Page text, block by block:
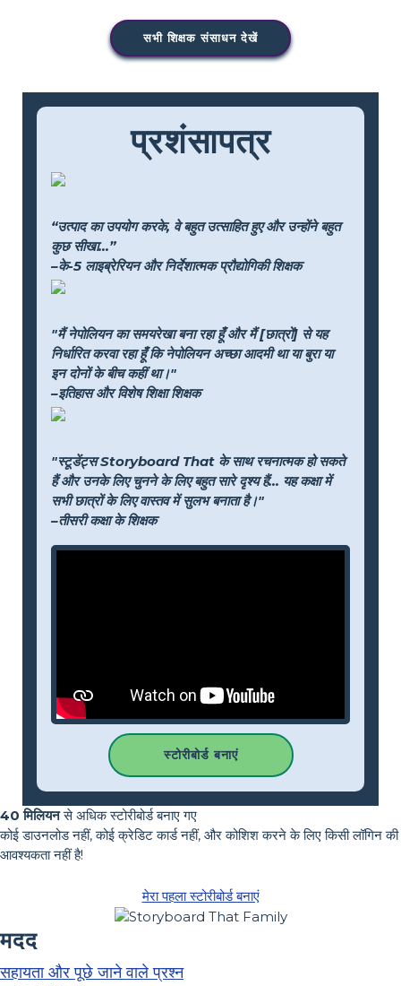
सभी शिक्षक संसाधन देखें
प्रशंसापत्र
“उत्पाद का उपयोग करके, वे बहुत उत्साहित हुए और उन्होंने बहुत
कुछ सीखा...”
–के-5 लाइब्रेरियन और निर्देशात्मक प्रौद्योगिकी शिक्षक
"मैं नेपोलियन का समयरेखा बना रहा हूँ और मैं [छात्रों] से यह
निर्धारित करवा रहा हूँ कि नेपोलियन अच्छा आदमी था या बुरा या
इन दोनों के बीच कहीं था।"
–इतिहास और विशेष शिक्षा शिक्षक
"स्टूडेंट्स Storyboard That के साथ रचनात्मक हो सकते
हैं और उनके लिए चुनने के लिए बहुत सारे दृश्य हैं... यह कक्षा में
सभी छात्रों के लिए वास्तव में सुलभ बनाता है।"
–तीसरी कक्षा के शिक्षक
स्टोरीबोर्ड बनाएं
40 मिलियनसे अधिक स्टोरीबोर्ड बनाए गए
कोई डाउनलोड नहीं, कोई क्रेडिट कार्ड नहीं, और कोशिश करने के लिए किसी लॉगिन की
आवश्यकता नहीं है!
मेरा पहला स्टोरीबोर्ड बनाएं
मदद
सहायता और पूछे जाने वाले प्रश्न